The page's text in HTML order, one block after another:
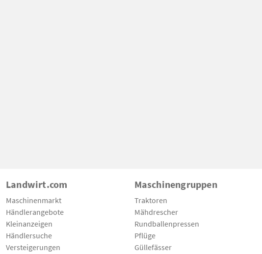
Landwirt.com
Maschinenmarkt
Händlerangebote
Kleinanzeigen
Händlersuche
Versteigerungen
Maschinengruppen
Traktoren
Mähdrescher
Rundballenpressen
Pflüge
Güllefässer